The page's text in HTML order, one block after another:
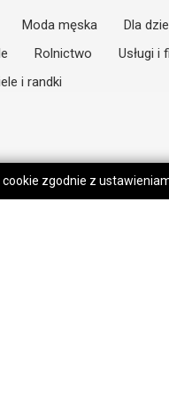
Moda męska Dla
Rolnictwo Usługi i
i randki
zgodnie z